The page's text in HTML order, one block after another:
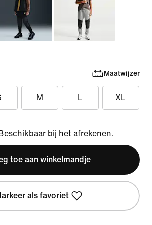
Maatwijzer
M L XL
Beschikbaar bij het afrekenen.
toe aan winkelmandje
als favoriet